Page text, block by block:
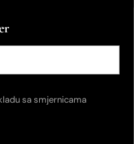
sa smjernicama